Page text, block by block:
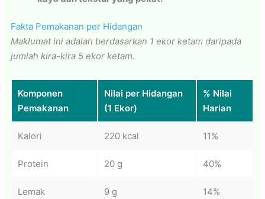
Fakta Pemakanan per Hidangan
Maklumat ini adalah berdasarkan 1 ekor ketam daripada
jumlah kira-kira 5 ekor ketam.
Komponen
Pemakanan
Nilai per Hidangan
(1 Ekor)
% Nilai
Harian
Kalori 220 kcal 11%
Protein 20 g 40%
Lemak 9 g 14%